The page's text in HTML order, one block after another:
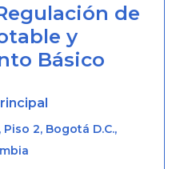
de
y
Básico
Piso 2, Bogotá D.C.,